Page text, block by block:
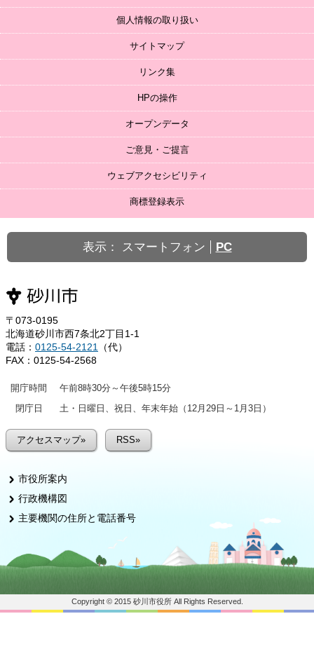
個人情報の取り扱い
サイトマップ
リンク集
HPの操作
オープンデータ
ご意見・ご提言
ウェブアクセシビリティ
商標登録表示
表示： スマートフォン PC
〒073-0195
北海道砂川市西7条北2丁目1-1
電話： 0125-54-2121
（代）
FAX：0125-54-2568
開庁時間
午前8時30分～午後5時15分
閉庁日
土・日曜日、祝日、年末年始（12月29日～1月3日）
アクセスマップ» RSS»
市役所案内
行政機構図
主要機関の住所と電話番号
Copyright © 2015 砂川市役所 All Rights Reserved.